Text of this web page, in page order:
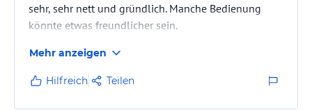
Sonstige Einrichtungen und Services
* Frühstücksbuffet und auch Ihr Abendessen servieren wir Ihnen
auf der großen Seeterrasse oder im Speisesaal am See.
sehr, sehr nett und gründlich. Manche Bedienung
könnte etwas freundlicher sein.
Mehr anzeigen
Hilfreich Teilen